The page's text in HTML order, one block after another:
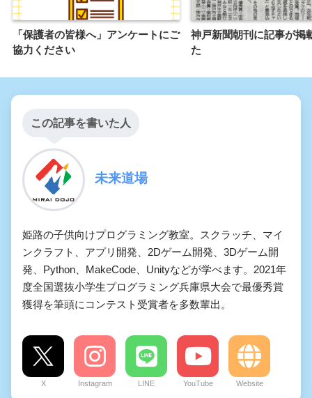
「保護者の皆様へ」アンケートにご
協力ください
神戸新聞朝刊に記事が掲
た
この記事を書いた人
未来道場
姫路の子供向けプログラミング教室。スクラッチ、マイ
ンクラフト、アプリ開発、2Dゲーム開発、3Dゲーム開
発、Python、MakeCode、Unityなどが学べます。2021年
度全国選抜小学生プログラミング兵庫県大会で最優秀賞
獲得を筆頭にコンテスト受賞者を多数輩出。
X Instagram LINE YouTube Website